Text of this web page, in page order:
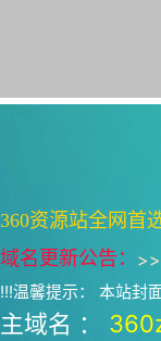
360资源站全网首
域名更新公告：
!!!温馨提示： 本站封
主域名 ：